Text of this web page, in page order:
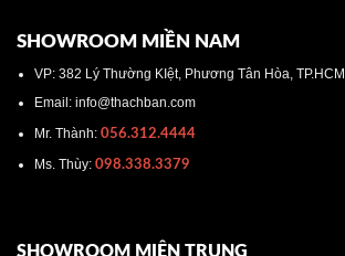
SHOWROOM MIỀN NAM
VP: 382 Lý Thường KIệt, Phương Tân Hòa, TP.HCM
Email: info@thachban.com
Mr. Thành:056.312.4444
Ms. Thùy: 098.338.3379
SHOWROOM MIÊN TRUNG